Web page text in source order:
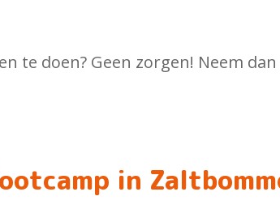
te doen? Geen zorgen! Neem
in